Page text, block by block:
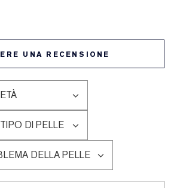
UNA RECENSIONE
ETÀ
FILTRA
LE
RECENSIONI
PER
ETÀ
TIPO DI PELLE
FILTRA
LE
RECENSIONI
PER
TIPO
DELLA PELLE